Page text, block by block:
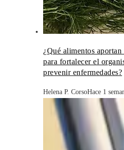
¿Qué alimentos
para fortalecer el
prevenir enfermedades?
Helena P. CorsoHace 1